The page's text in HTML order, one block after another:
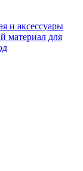
и аксессуары
материал для